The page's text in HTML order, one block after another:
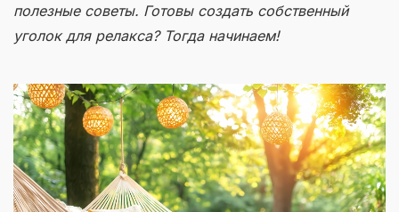
полезные советы. Готовы создать собственный
уголок для релакса? Тогда начинаем!